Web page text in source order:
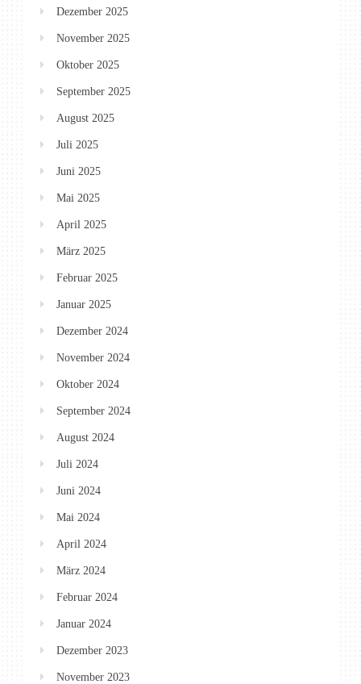
Dezember 2025
November 2025
Oktober 2025
September 2025
August 2025
Juli 2025
Juni 2025
Mai 2025
April 2025
März 2025
Februar 2025
Januar 2025
Dezember 2024
November 2024
Oktober 2024
September 2024
August 2024
Juli 2024
Juni 2024
Mai 2024
April 2024
März 2024
Februar 2024
Januar 2024
Dezember 2023
November 2023